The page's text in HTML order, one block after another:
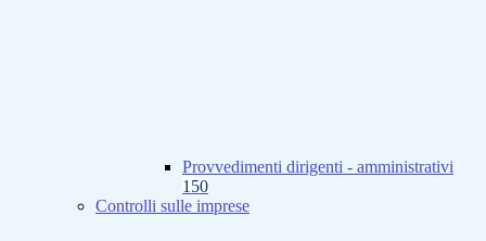
Provvedimenti dirigenti - amministrativi
150
Controlli sulle imprese